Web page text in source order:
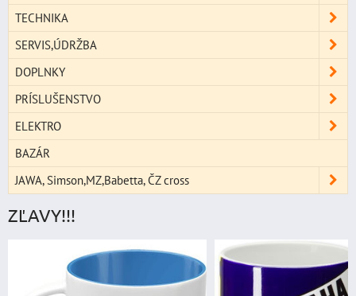
TECHNIKA
SERVIS,ÚDRŽBA
DOPLNKY
PRÍSLUŠENSTVO
ELEKTRO
BAZÁR
JAWA, Simson,MZ,Babetta, ČZ cross
ZĽAVY!!!